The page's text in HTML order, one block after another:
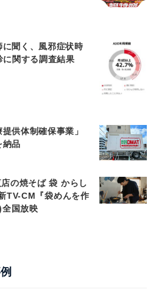
聞く、風邪症状時
関する調査結果
供体制確保事業」
納品
店の焼そば 袋 からし
TV-CM『袋めんを作
国放映